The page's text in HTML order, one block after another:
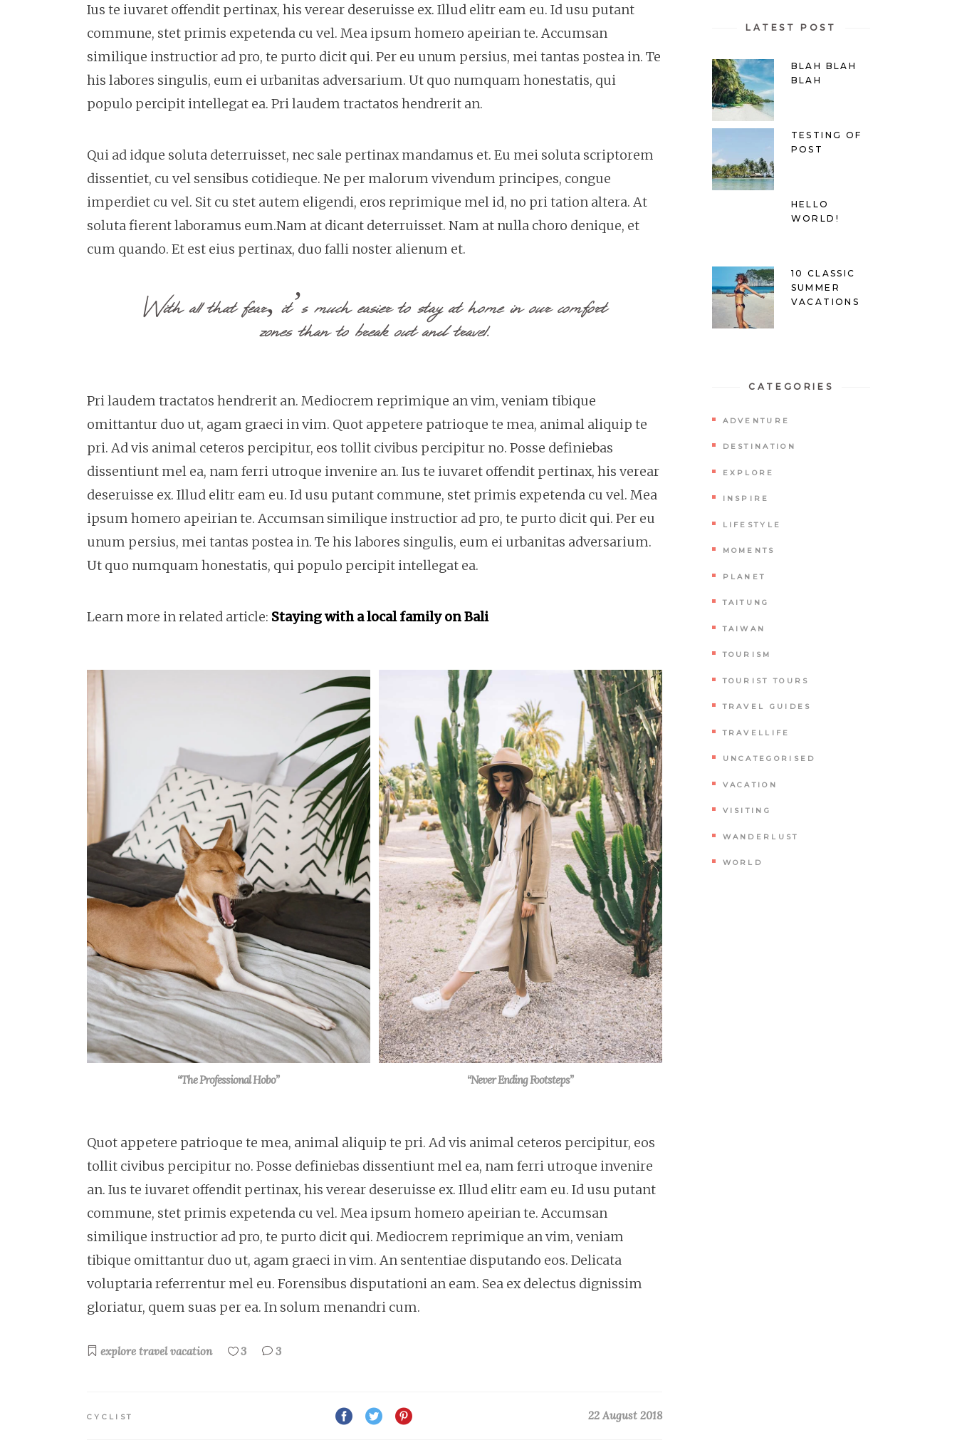
Ius te iuvaret offendit pertinax, his verear deseruisse ex. Illud elitr eam eu. Id usu putant
commune, stet primis expetenda cu vel. Mea ipsum homero apeirian te. Accumsan
similique instructior ad pro, te purto dicit qui. Per eu unum persius, mei tantas postea in. Te
his labores singulis, eum ei urbanitas adversarium. Ut quo numquam honestatis, qui
populo percipit intellegat ea. Pri laudem tractatos hendrerit an.
Qui ad idque soluta deterruisset, nec sale pertinax mandamus et. Eu mei soluta scriptorem
dissentiet, cu vel sensibus cotidieque. Ne per malorum vivendum principes, congue
imperdiet cu vel. Sit cu stet autem eligendi, eros reprimique mel id, no pri tation altera. At
soluta fierent laboramus eum.Nam at dicant deterruisset. Nam at nulla choro denique, et
cum quando. Et est eius pertinax, duo falli noster alienum et.
With all that fear, it’s much easier to stay at home in our comfort
zones than to break out and travel.
Pri laudem tractatos hendrerit an. Mediocrem reprimique an vim, veniam tibique
omittantur duo ut, agam graeci in vim. Quot appetere patrioque te mea, animal aliquip te
pri. Ad vis animal ceteros percipitur, eos tollit civibus percipitur no. Posse definiebas
dissentiunt mel ea, nam ferri utroque invenire an. Ius te iuvaret offendit pertinax, his verear
deseruisse ex. Illud elitr eam eu. Id usu putant commune, stet primis expetenda cu vel. Mea
ipsum homero apeirian te. Accumsan similique instructior ad pro, te purto dicit qui. Per eu
unum persius, mei tantas postea in. Te his labores singulis, eum ei urbanitas adversarium.
Ut quo numquam honestatis, qui populo percipit intellegat ea.
Learn more in related article: Staying with a local family on Bali
“The Professional Hobo” “Never Ending Footsteps”
Quot appetere patrioque te mea, animal aliquip te pri. Ad vis animal ceteros percipitur, eos
tollit civibus percipitur no. Posse definiebas dissentiunt mel ea, nam ferri utroque invenire
an. Ius te iuvaret offendit pertinax, his verear deseruisse ex. Illud elitr eam eu. Id usu putant
commune, stet primis expetenda cu vel. Mea ipsum homero apeirian te. Accumsan
similique instructior ad pro, te purto dicit qui. Mediocrem reprimique an vim, veniam
tibique omittantur duo ut, agam graeci in vim. An sententiae disputando eos. Delicata
voluptaria referrentur mel eu. Forensibus disputationi an eam. Sea ex delectus dignissim
gloriatur, quem suas per ea. In solum menandri cum.
explore travel vacation 3 3
CYCLIST 22 August 2018
LATEST POST
BLAH BLAH
BLAH
TESTING OF
POST
HELLO
WORLD!
10 CLASSIC
SUMMER
VACATIONS
CATEGORIES
ADVENTURE
DESTINATION
EXPLORE
INSPIRE
LIFESTYLE
MOMENTS
PLANET
TAITUNG
TAIWAN
TOURISM
TOURIST TOURS
TRAVEL GUIDES
TRAVELLIFE
UNCATEGORISED
VACATION
VISITING
WANDERLUST
WORLD